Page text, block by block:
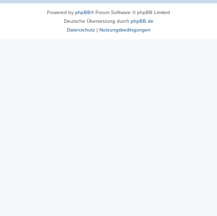
Powered by phpBB® Forum Software © phpBB Limited
Deutsche Übersetzung durch phpBB.de
Datenschutz| Nutzungsbedingungen